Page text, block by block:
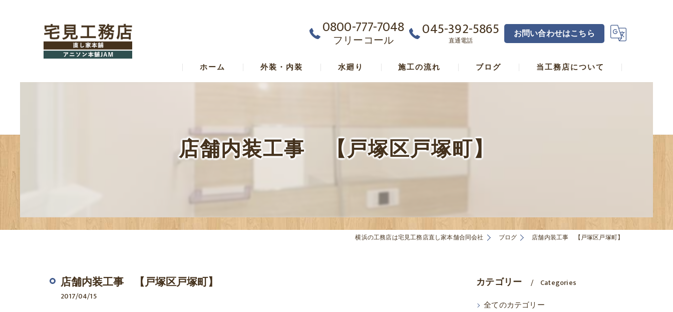
0800-777-7048
フリーコール
045-392-5865
直通電話
お問い合わせはこちら
ホーム 外装・内装 水廻り 施工の流れ ブログ 当工務店について
横浜の工務店･宅見工務店直し家本舗合同会社のお客様の声
店舗内装工事 【戸塚区戸塚町】
横浜の工務店は宅見工務店直し家本舗合同会社 ブログ 店舗内装工事 【戸塚区戸塚町】
店舗内装工事 【戸塚区戸塚町】
2017/04/15
カテゴリー Categories
全てのカテゴリー